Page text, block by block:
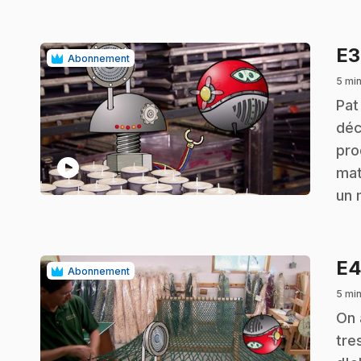
Abonnement
play_circle
E3
5 min
.
un
Abonnement E4
5 min
.On